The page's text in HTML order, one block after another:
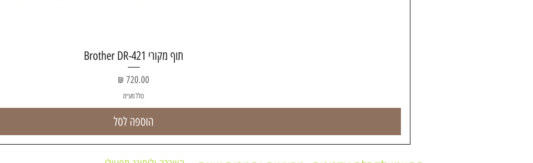
תצוגה מהירהתוף מקורי Brother DR-421
מחיר
כולל מע״מ
הוספה לסל